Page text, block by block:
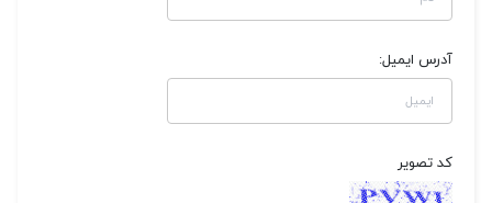
آدرس ایمیل:
کد تصویر